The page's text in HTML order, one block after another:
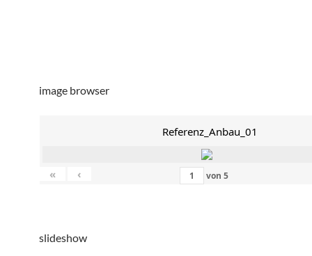
image browser
Referenz_Anbau_01
« ‹ von 5
slideshow